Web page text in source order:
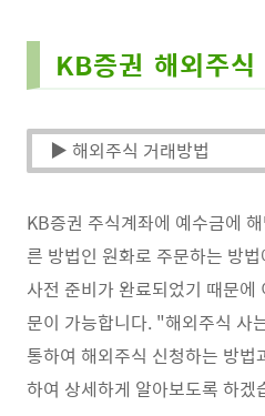
KB증권 해외주
▶ 해외주식 거래방법
KB증권 주식계좌에 예수금에
른 방법인 원화로 주문하는 방
사전 준비가 완료되었기 때문
문이 가능합니다. "해외주식 사
통하여 해외주식 신청하는 방법
하여 상세하게 알아보도록 하겠